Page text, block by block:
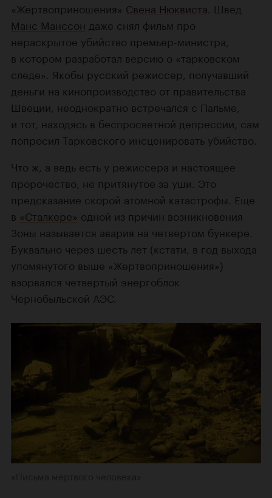
«Жертвоприношения» Свена Нюквиста . Швед
Манс Манссон даже снял фильм про
нераскрытое убийство премьер-министра,
в котором разработал версию о «тарковском
следе». Якобы русский режиссер, получавший
деньги на кинопроизводство от правительства
Швеции, неоднократно встречался с Пальме,
и тот, находясь в беспросветной депрессии, сам
попросил Тарковского инсценировать убийство.
Что ж, а ведь есть у режиссера и настоящее
пророчество, не притянутое за уши. Это
предсказание скорой атомной катастрофы. Еще
в «Сталкере» одной из причин возникновения
Зоны называется авария на четвертом бункере.
Буквально через шесть лет (кстати, в год выхода
упомянутого выше «Жертвоприношения»)
взорвался четвертый энергоблок
Чернобыльской АЭС.